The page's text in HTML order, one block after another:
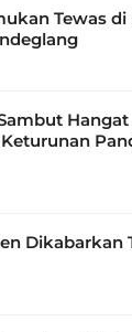
Tewas
Dikabarkan